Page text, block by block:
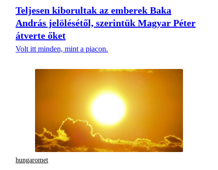
Teljesen kiborultak az emberek Baka
András jelölésétől, szerintük Magyar Péter
átverte őket
Volt itt minden, mint a piacon.
hungaromet